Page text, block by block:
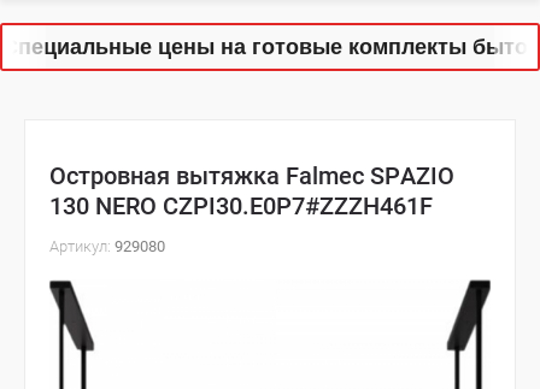
цены на готовые комплекты
Островная вытяжка Falmec SPAZIO
130 NERO CZPI30.E0P7#ZZZH461F
Артикул: 929080